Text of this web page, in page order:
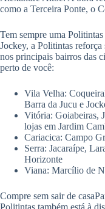
como a Terceira Ponte, o
Tem sempre uma
Jockey, a Politintas
nos principais bairros das
perto de você:
Vila Velha:
Barra da Jucu e
Vitória: Goiabeiras,
lojas em Jardim
Cariacica: Campo
Serra: Jacaraípe,
Horizonte
Viana: Marcílio de
Compre sem sair de